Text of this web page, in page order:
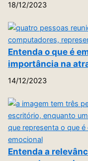
18/12/2023
Entenda o que é
importância na
14/12/2023
Entenda a